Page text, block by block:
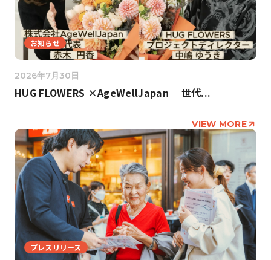
お知らせ
2026年7月30日
HUG FLOWERS ×AgeWellJapan 世代...
VIEW MORE
プレスリリース